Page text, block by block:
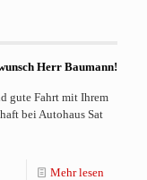
Herr Baumann!
gute Fahrt mit Ihrem
bei Autohaus Sat
Mehr lesen